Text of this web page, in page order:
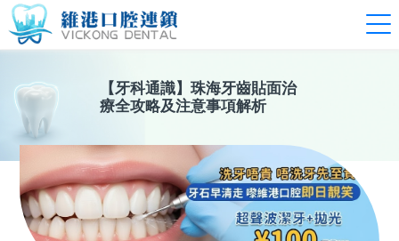
【 牙科通識】 珠海牙齒貼面治
療全攻略及注意事項解析